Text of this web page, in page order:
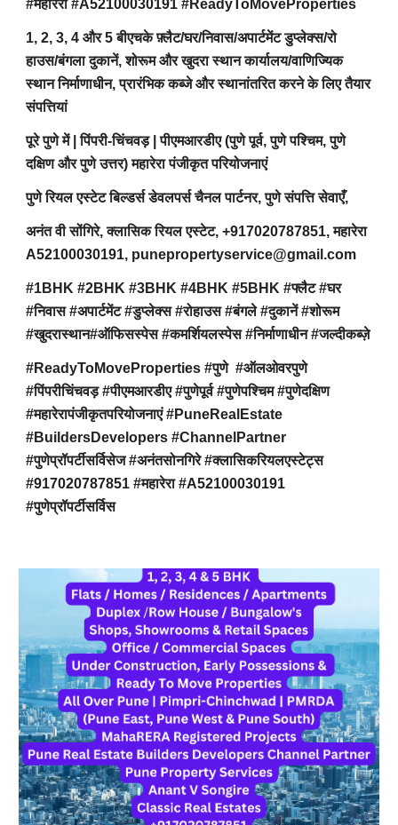
#महारेरा #A52100030191 #ReadyToMoveProperties
1, 2, 3, 4 और 5 बीएचके फ़्लैट/घर/निवास/अपार्टमेंट डुप्लेक्स/रो
हाउस/बंगला दुकानें, शोरूम और खुदरा स्थान कार्यालय/वाणिज्यिक
स्थान निर्माणाधीन, प्रारंभिक कब्जे और स्थानांतरित करने के लिए तैयार
संपत्तियां
पूरे पुणे में | पिंपरी-चिंचवड़ | पीएमआरडीए (पुणे पूर्व, पुणे पश्चिम, पुणे
दक्षिण और पुणे उत्तर) महारेरा पंजीकृत परियोजनाएं
पुणे रियल एस्टेट बिल्डर्स डेवलपर्स चैनल पार्टनर, पुणे संपत्ति सेवाएँ,
अनंत वी सोंगिरे, क्लासिक रियल एस्टेट, +917020787851, महारेरा
A52100030191, punepropertyservice@gmail.com
#1BHK #2BHK #3BHK #4BHK #5BHK #फ्लैट #घर
#निवास #अपार्टमेंट #डुप्लेक्स #रोहाउस #बंगले #दुकानें #शोरूम
#खुदरास्थान#ऑफिसस्पेस #कमर्शियलस्पेस #निर्माणाधीन #जल्दीकब्ज़े
#ReadyToMoveProperties #पुणे #ऑलओवरपुणे
#पिंपरीचिंचवड़ #पीएमआरडीए #पुणेपूर्व #पुणेपश्चिम #पुणेदक्षिण
#महारेरापंजीकृतपरियोजनाएं #PuneRealEstate
#BuildersDevelopers #ChannelPartner
#पुणेप्रॉपर्टीसर्विसेज #अनंतसोनगिरे #क्लासिकरियलएस्टेट्स
#917020787851 #महारेरा #A52100030191
#पुणेप्रॉपर्टीसर्विस